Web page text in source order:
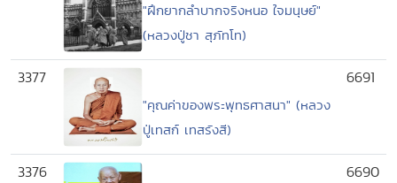
"ฝึกยากลำบากจริงหนอ ใจมนุษย์"
(หลวงปู่ชา สุภัทโท)
3377
"คุณค่าของพระพุทธศาสนา" (หลวง
ปู่เทสก์ เทสรังสี)
6691
3376 6690